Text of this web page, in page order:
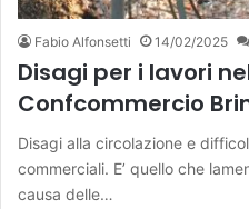
Fabio Alfonsetti 14/02/2025
Disagi per i lavori
Confcommercio
Disagi alla circolazione e
commerciali. E’ quello che
causa delle…